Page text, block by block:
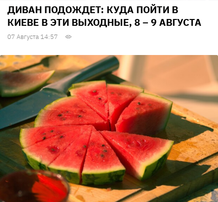
ДИВАН ПОДОЖДЕТ: КУДА ПОЙТИ В
КИЕВЕ В ЭТИ ВЫХОДНЫЕ, 8 – 9 АВГУСТА
07 Августа 14:57